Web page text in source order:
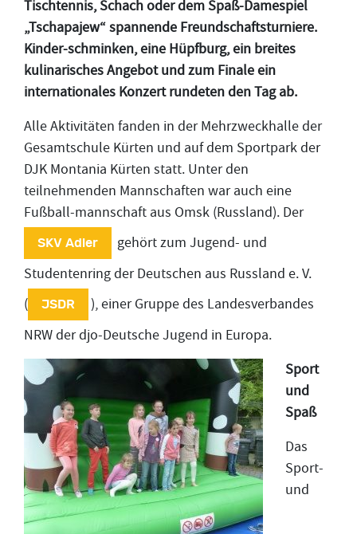
Tischtennis, Schach oder dem Spaß-Damespiel
„Tschapajew“ spannende Freundschaftsturniere.
Kinder-schminken, eine Hüpfburg, ein breites
kulinarisches Angebot und zum Finale ein
internationales Konzert rundeten den Tag ab.
Alle Aktivitäten fanden in der Mehrzweckhalle der
Gesamtschule Kürten und auf dem Sportpark der
DJK Montania Kürten statt. Unter den
teilnehmenden Mannschaften war auch eine
Fußball-mannschaft aus Omsk (Russland). Der
SKV Adler
gehört zum Jugend- und
Studentenring der Deutschen aus Russland e. V.
(
JSDR
), einer Gruppe des Landesverbandes
NRW der djo-Deutsche Jugend in Europa.
Sport
und
Spaß
Das
Sport-
und